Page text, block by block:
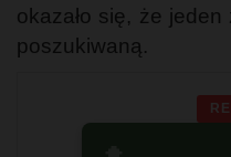
okazało się, że
poszukiwaną.